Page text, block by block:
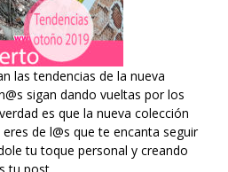
las tendencias de la nueva
sigan dando vueltas por los
es que la nueva colección
de l@s que te encanta seguir
tu toque personal y creando